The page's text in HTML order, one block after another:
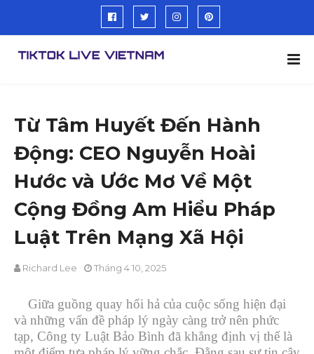
Từ Tâm Huyết Đến Hành
Động: CEO Nguyễn Hoài
Hước và Ước Mơ Về Một
Cộng Đồng Am Hiểu Pháp
Luật Trên Mạng Xã Hội
Richard Lee Tháng 4 10, 2025
Giữa guồng quay hối hả của cuộc sống hiện đại
và những vấn đề pháp lý ngày càng trở nên phức
tạp, Công ty Luật Bảo Bình đã khẳng định vị thế là